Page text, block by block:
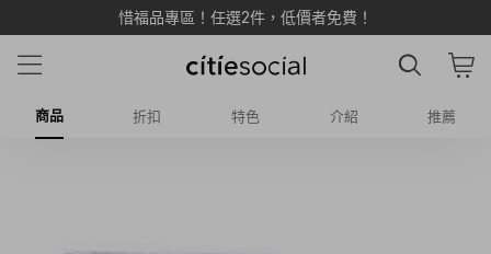
惜福品專區！任選2件，低價者免費！
商品 折扣 特色 介紹 推薦